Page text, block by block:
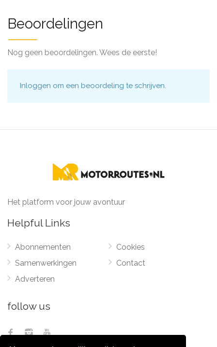
Beoordelingen
Nog geen beoordelingen. Wees de eerste!
Inloggen om een beoordeling te schrijven.
Het platform voor jouw avontuur
Helpful Links
Abonnementen
Samenwerkingen
Adverteren
Cookies
Contact
follow us